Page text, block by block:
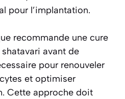
pour l’implantation.
recommande une cure
avant de
pour renouveler
et optimiser
Cette approche doit